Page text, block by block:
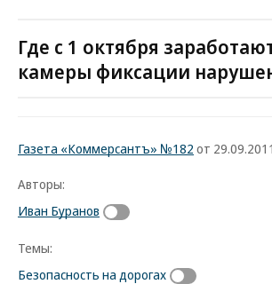
Где с 1 октября
камеры фиксации
Газета «Коммерсантъ» №182 от
Авторы:
Иван Буранов
Темы:
Безопасность на дорогах